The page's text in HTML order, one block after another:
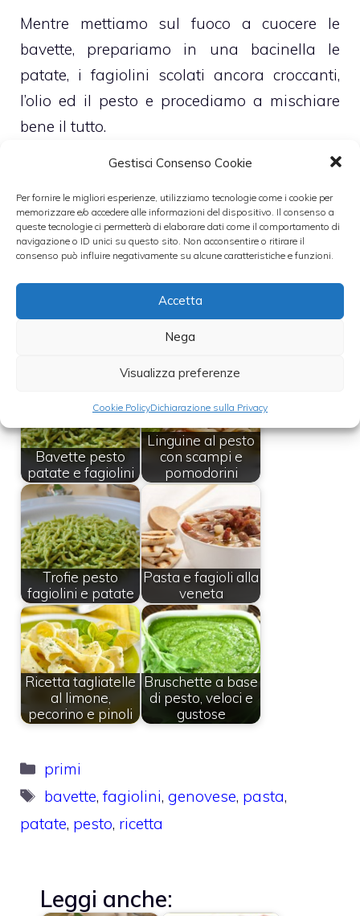
Gestisci Consenso Cookie
Per fornire le migliori esperienze, utilizziamo tecnologie come i cookie per
memorizzare e/o accedere alle informazioni del dispositivo. Il consenso a
queste tecnologie ci permetterà di elaborare dati come il comportamento di
navigazione o ID unici su questo sito. Non acconsentire o ritirare il
consenso può influire negativamente su alcune caratteristiche e funzioni.
Accetta
Nega
Visualizza preferenze
Cookie PolicyDichiarazione sulla Privacy
Mentre mettiamo sul fuoco a cuocere le
bavette, prepariamo in una bacinella le
patate, i fagiolini scolati ancora croccanti,
l’olio ed il pesto e procediamo a mischiare
bene il tutto.
acqua di cottura(che mischiamo al pesto)
la versiamo nella bacinella.
foglioline di basilico
Bavette pesto
patate e fagiolini
Linguine al pesto
con scampi e
pomodorini
Trofie pesto
fagiolini e patate
Pasta e fagioli alla
veneta
Ricetta tagliatelle
al limone,
pecorino e pinoli
Bruschette a base
di pesto, veloci e
gustose
Categorie
primi
Tag
bavette,fagiolini,genovese, pasta,
patate, pesto, ricetta
Leggi anche: